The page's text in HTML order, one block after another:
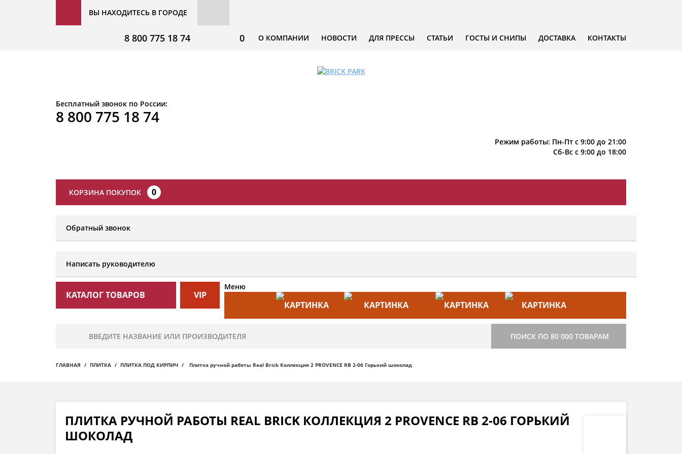
ВЫ НАХОДИТЕСЬ В ГОРОДЕ
О КОМПАНИИ НОВОСТИ ДЛЯ ПРЕССЫ СТАТЬИ ГОСТЫ И СНИПЫ ДОСТАВКА КОНТАКТЫ
0
8 800 775 18 74
Бесплатный звонок по России:
8 800 775 18 74
Режим работы: Пн-Пт с 9:00 до 21:00
Сб-Вс с 9:00 до 18:00
КОРЗИНА ПОКУПОК 0
Обратный звонок
Написать руководителю
КАТАЛОГ ТОВАРОВ VIP
Меню
СТРОИТЕЛЬСТВО
ПОИСК ПО 80 000 ТОВАРАМ
ГЛАВНАЯ ПЛИТКА ПЛИТКА ПОД КИРПИЧ Плитка ручной работы Real Brick Коллекция 2 PROVENCE RB 2-06 Горький шоколад
ПЛИТКА РУЧНОЙ РАБОТЫ REAL BRICK КОЛЛЕКЦИЯ 2 PROVENCE RB 2-06 ГОРЬКИЙ
ШОКОЛАД